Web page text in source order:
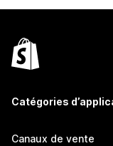
Catégories
Canaux de vente